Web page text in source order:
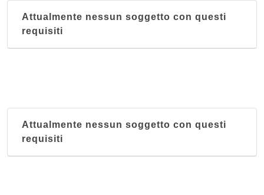
Attualmente nessun soggetto con questi
requisiti
Attualmente nessun soggetto con questi
requisiti